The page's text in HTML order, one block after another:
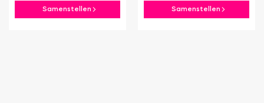
Samenstellen Samenstellen